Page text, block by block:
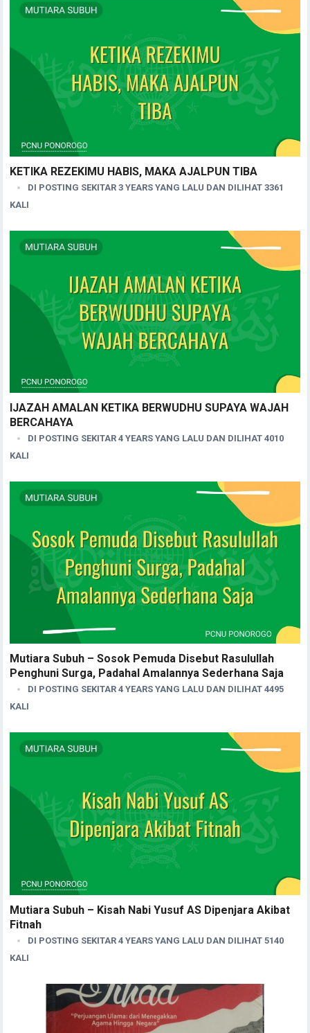
KETIKA REZEKIMU HABIS, MAKA AJALPUN TIBA
DI POSTING SEKITAR 3 YEARS YANG LALU DAN DILIHAT 3361
KALI
IJAZAH AMALAN KETIKA BERWUDHU SUPAYA WAJAH
BERCAHAYA
DI POSTING SEKITAR 4 YEARS YANG LALU DAN DILIHAT 4010
KALI
Mutiara Subuh – Sosok Pemuda Disebut Rasulullah
Penghuni Surga, Padahal Amalannya Sederhana Saja
DI POSTING SEKITAR 4 YEARS YANG LALU DAN DILIHAT 4495
KALI
Mutiara Subuh – Kisah Nabi Yusuf AS Dipenjara Akibat
Fitnah
DI POSTING SEKITAR 4 YEARS YANG LALU DAN DILIHAT 5140
KALI